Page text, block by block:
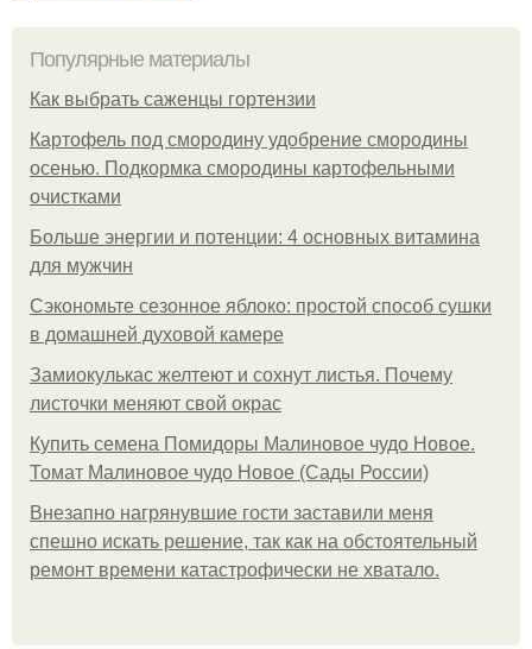
Популярные материалы
Как выбрать саженцы гортензии
Картофель под смородину удобрение смородины
осенью. Подкормка смородины картофельными
очистками
Больше энергии и потенции: 4 основных витамина
для мужчин
Сэкономьте сезонное яблоко: простой способ сушки
в домашней духовой камере
Замиокулькас желтеют и сохнут листья. Почему
листочки меняют свой окрас
Купить семена Помидоры Малиновое чудо Новое.
Томат Малиновое чудо Новое (Сады России)
Внезапно нагрянувшие гости заставили меня
спешно искать решение, так как на обстоятельный
ремонт времени катастрофически не хватало.